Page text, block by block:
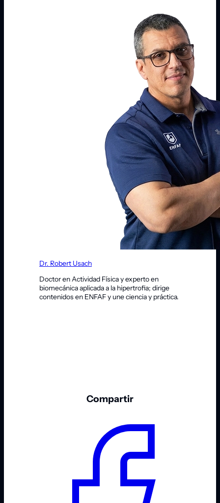
Dr. Robert Usach
Doctor en Actividad Física y experto en
biomecánica aplicada a la hipertrofia; dirige
contenidos en ENFAF y une ciencia y práctica.
Compartir